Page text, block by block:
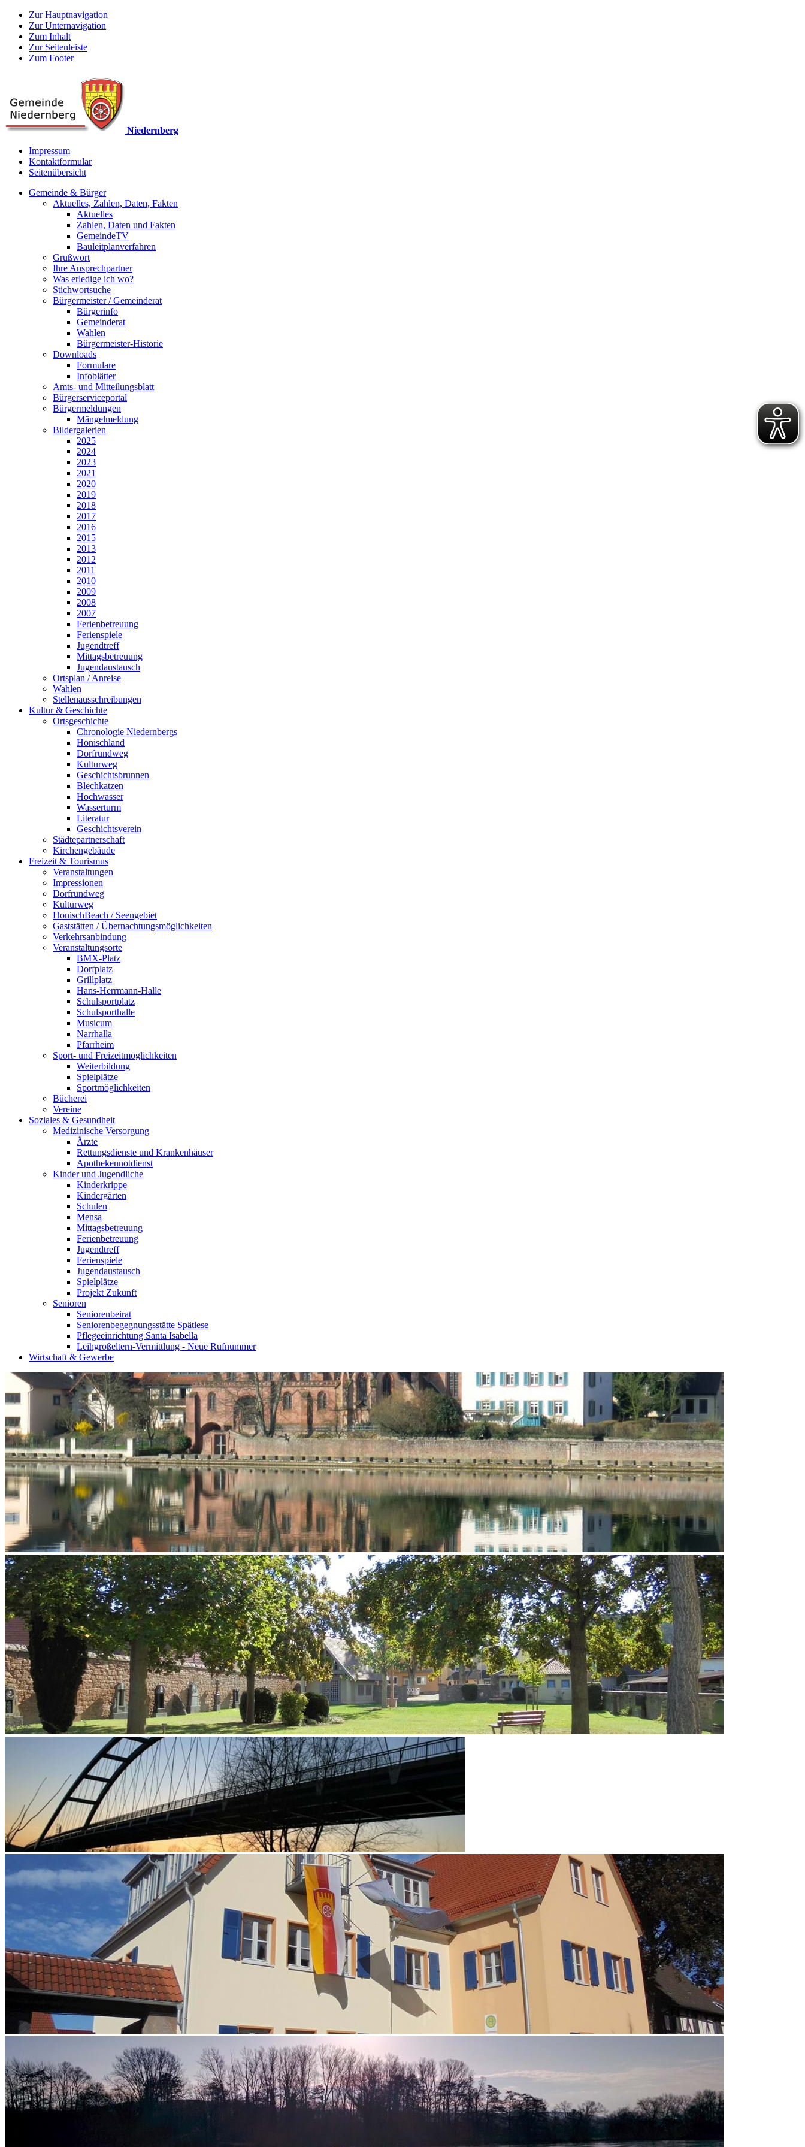
Zur Hauptnavigation
Zur Unternavigation
Zum Inhalt
Zur Seitenleiste
Zum Footer
Niedernberg
Impressum
Kontaktformular
Seitenübersicht
Gemeinde & Bürger
Aktuelles, Zahlen, Daten, Fakten
Aktuelles
Zahlen, Daten und Fakten
GemeindeTV
Bauleitplanverfahren
Grußwort
Ihre Ansprechpartner
Was erledige ich wo?
Stichwortsuche
Bürgermeister / Gemeinderat
Bürgerinfo
Gemeinderat
Wahlen
Bürgermeister-Historie
Downloads
Formulare
Infoblätter
Amts- und Mitteilungsblatt
Bürgerserviceportal
Bürgermeldungen
Mängelmeldung
Bildergalerien
2025
2024
2023
2021
2020
2019
2018
2017
2016
2015
2013
2012
2011
2010
2009
2008
2007
Ferienbetreuung
Ferienspiele
Jugendtreff
Mittagsbetreuung
Jugendaustausch
Ortsplan / Anreise
Wahlen
Stellenausschreibungen
Kultur & Geschichte
Ortsgeschichte
Chronologie Niedernbergs
Honischland
Dorfrundweg
Kulturweg
Geschichtsbrunnen
Blechkatzen
Hochwasser
Wasserturm
Literatur
Geschichtsverein
Städtepartnerschaft
Kirchengebäude
Freizeit & Tourismus
Veranstaltungen
Impressionen
Dorfrundweg
Kulturweg
HonischBeach / Seengebiet
Gaststätten / Übernachtungsmöglichkeiten
Verkehrsanbindung
Veranstaltungsorte
BMX-Platz
Dorfplatz
Grillplatz
Hans-Herrmann-Halle
Schulsportplatz
Schulsporthalle
Musicum
Narrhalla
Pfarrheim
Sport- und Freizeitmöglichkeiten
Weiterbildung
Spielplätze
Sportmöglichkeiten
Bücherei
Vereine
Soziales & Gesundheit
Medizinische Versorgung
Ärzte
Rettungsdienste und Krankenhäuser
Apothekennotdienst
Kinder und Jugendliche
Kinderkrippe
Kindergärten
Schulen
Mensa
Mittagsbetreuung
Ferienbetreuung
Jugendtreff
Ferienspiele
Jugendaustausch
Spielplätze
Projekt Zukunft
Senioren
Seniorenbeirat
Seniorenbegegnungsstätte Spätlese
Pflegeeinrichtung Santa Isabella
Leihgroßeltern-Vermittlung - Neue Rufnummer
Wirtschaft & Gewerbe